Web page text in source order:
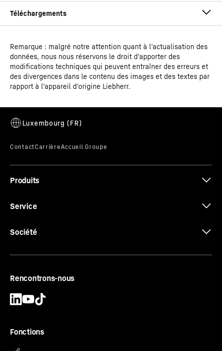
Affichage digital de la température
lire de l'extérieur la température intérieure du
porte.
Groupe de produit - Canaux
de sortie
Réfrigérateur et congélateur
coffre de supermarché
Code article - IDN
Notice de montage et d'installation
Croquis coté
Remarque : malgré notre attention quant à l’actualisation des
données, nous nous réservons le droit d’apporter des
modifications techniques qui peuvent entraîner des erreurs et
des divergences dans le contenu des images et des textes par
rapport à l’appareil d’origine Liebherr.
Produits
Service
Société
Rencontrons-nous
Fonctions